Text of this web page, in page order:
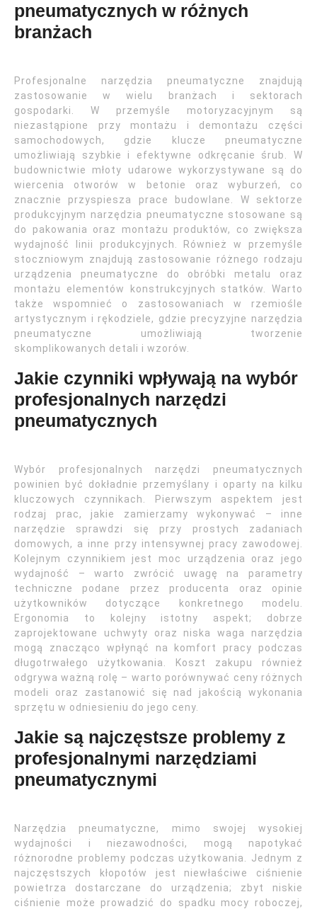
pneumatycznych w różnych
branżach
Profesjonalne narzędzia pneumatyczne znajdują
zastosowanie w wielu branżach i sektorach
gospodarki. W przemyśle motoryzacyjnym są
niezastąpione przy montażu i demontażu części
samochodowych, gdzie klucze pneumatyczne
umożliwiają szybkie i efektywne odkręcanie śrub. W
budownictwie młoty udarowe wykorzystywane są do
wiercenia otworów w betonie oraz wyburzeń, co
znacznie przyspiesza prace budowlane. W sektorze
produkcyjnym narzędzia pneumatyczne stosowane są
do pakowania oraz montażu produktów, co zwiększa
wydajność linii produkcyjnych. Również w przemyśle
stoczniowym znajdują zastosowanie różnego rodzaju
urządzenia pneumatyczne do obróbki metalu oraz
montażu elementów konstrukcyjnych statków. Warto
także wspomnieć o zastosowaniach w rzemiośle
artystycznym i rękodziele, gdzie precyzyjne narzędzia
pneumatyczne umożliwiają tworzenie
skomplikowanych detali i wzorów.
Jakie czynniki wpływają na wybór
profesjonalnych narzędzi
pneumatycznych
Wybór profesjonalnych narzędzi pneumatycznych
powinien być dokładnie przemyślany i oparty na kilku
kluczowych czynnikach. Pierwszym aspektem jest
rodzaj prac, jakie zamierzamy wykonywać – inne
narzędzie sprawdzi się przy prostych zadaniach
domowych, a inne przy intensywnej pracy zawodowej.
Kolejnym czynnikiem jest moc urządzenia oraz jego
wydajność – warto zwrócić uwagę na parametry
techniczne podane przez producenta oraz opinie
użytkowników dotyczące konkretnego modelu.
Ergonomia to kolejny istotny aspekt; dobrze
zaprojektowane uchwyty oraz niska waga narzędzia
mogą znacząco wpłynąć na komfort pracy podczas
długotrwałego użytkowania. Koszt zakupu również
odgrywa ważną rolę – warto porównywać ceny różnych
modeli oraz zastanowić się nad jakością wykonania
sprzętu w odniesieniu do jego ceny.
Jakie są najczęstsze problemy z
profesjonalnymi narzędziami
pneumatycznymi
Narzędzia pneumatyczne, mimo swojej wysokiej
wydajności i niezawodności, mogą napotykać
różnorodne problemy podczas użytkowania. Jednym z
najczęstszych kłopotów jest niewłaściwe ciśnienie
powietrza dostarczane do urządzenia; zbyt niskie
ciśnienie może prowadzić do spadku mocy roboczej,